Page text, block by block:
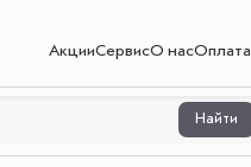
АкцииСервисО насОплата
Найти